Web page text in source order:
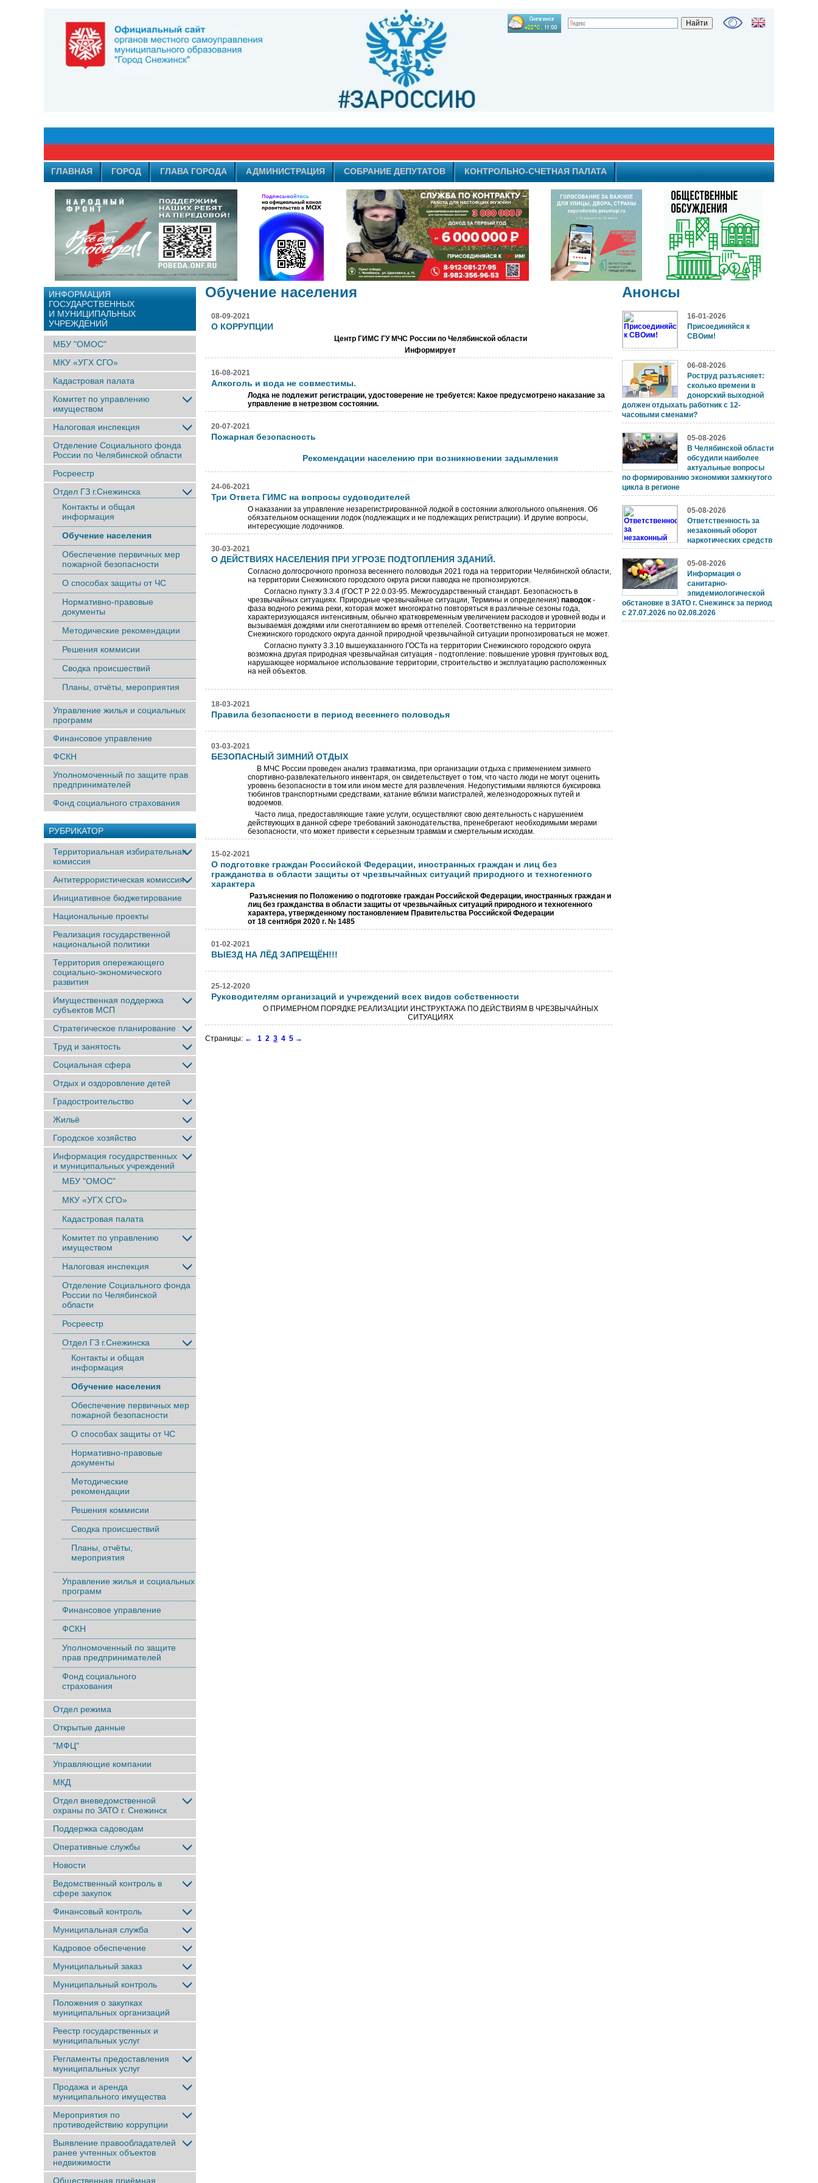
ГЛАВНАЯ ГОРОД ГЛАВА ГОРОДА АДМИНИСТРАЦИЯ СОБРАНИЕ ДЕПУТАТОВ КОНТРОЛЬНО-СЧЕТНАЯ ПАЛАТА
ИНФОРМАЦИЯ
ГОСУДАРСТВЕННЫХ
И МУНИЦИПАЛЬНЫХ
УЧРЕЖДЕНИЙ
МБУ "ОМОС"
МКУ «УГХ СГО»
Кадастровая палата
Комитет по управлению
имуществом
Налоговая инспекция
Отделение Социального фонда
России по Челябинской области
Росреестр
Отдел ГЗ г.Снежинска
Контакты и общая
информация
Обучение населения
Обеспечение первичных мер
пожарной безопасности
О способах защиты от ЧС
Нормативно-правовые
документы
Методические рекомендации
Решения коммисии
Сводка происшествий
Планы, отчёты, мероприятия
Управление жилья и социальных
программ
Финансовое управление
ФСКН
Уполномоченный по защите прав
предпринимателей
Фонд социального страхования
РУБРИКАТОР
Территориальная избирательная
комиссия
Антитеррористическая комиссия
Инициативное бюджетирование
Национальные проекты
Реализация государственной
национальной политики
Территория опережающего
социально-экономического
развития
Имущественная поддержка
субъектов МСП
Стратегическое планирование
Труд и занятость
Социальная сфера
Отдых и оздоровление детей
Градостроительство
Жильё
Городское хозяйство
Информация государственных
и муниципальных учреждений
МБУ "ОМОС"
МКУ «УГХ СГО»
Кадастровая палата
Комитет по управлению
имуществом
Налоговая инспекция
Отделение Социального фонда
России по Челябинской
области
Росреестр
Отдел ГЗ г.Снежинска
Контакты и общая
информация
Обучение населения
Обеспечение первичных мер
пожарной безопасности
О способах защиты от ЧС
Нормативно-правовые
документы
Методические
рекомендации
Решения коммисии
Сводка происшествий
Планы, отчёты,
мероприятия
Управление жилья и социальных
программ
Финансовое управление
ФСКН
Уполномоченный по защите
прав предпринимателей
Фонд социального
страхования
Отдел режима
Открытые данные
"МФЦ"
Управляющие компании
МКД
Отдел вневедомственной
охраны по ЗАТО г. Снежинск
Поддержка садоводам
Оперативные службы
Новости
Ведомственный контроль в
сфере закупок
Финансовый контроль
Муниципальная служба
Кадровое обеспечение
Муниципальный заказ
Муниципальный контроль
Положения о закупках
муниципальных организаций
Реестр государственных и
муниципальных услуг
Регламенты предоставления
муниципальных услуг
Продажа и аренда
муниципального имущества
Мероприятия по
противодействию коррупции
Выявление правообладателей
ранее учтенныx объектов
недвижимости
Общественная приёмная
Обучение населения
08-09-2021
О КОРРУПЦИИ
Центр ГИМС ГУ МЧС России по Челябинской области
Информирует
16-08-2021
Алкоголь и вода не совместимы.
Лодка не подлежит регистрации, удостоверение не требуется: Какое предусмотрено наказание за
управление в нетрезвом состоянии.
20-07-2021
Пожарная безопасность
Рекомендации населению при возникновении задымления
24-06-2021
Три Ответа ГИМС на вопросы судоводителей
О наказании за управление незарегистрированной лодкой в состоянии алкогольного опьянения. Об
обязательном оснащении лодок (подлежащих и не подлежащих регистрации). И другие вопросы,
интересующие лодочников.
30-03-2021
О ДЕЙСТВИЯХ НАСЕЛЕНИЯ ПРИ УГРОЗЕ ПОДТОПЛЕНИЯ ЗДАНИЙ.
Согласно долгосрочного прогноза весеннего половодья 2021 года на территории Челябинской области,
на территории Снежинского городского округа риски паводка не прогнозируются.
Согласно пункту 3.3.4 (ГОСТ Р 22.0.03-95. Межгосударственный стандарт. Безопасность в
чрезвычайных ситуациях. Природные чрезвычайные ситуации, Термины и определения) паводок -
фаза водного режима реки, которая может многократно повторяться в различные сезоны года,
характеризующаяся интенсивным, обычно кратковременным увеличением расходов и уровней воды и
вызываемая дождями или снеготаянием во время оттепелей. Соответственно на территории
Снежинского городского округа данной природной чрезвычайной ситуации прогнозироваться не может.
Согласно пункту 3.3.10 вышеуказанного ГОСТа на территории Снежинского городского округа
возможна другая природная чрезвычайная ситуация - подтопление: повышение уровня грунтовых вод,
нарушающее нормальное использование территории, строительство и эксплуатацию расположенных
на ней объектов.
18-03-2021
Правила безопасности в период весеннего половодья
03-03-2021
БЕЗОПАСНЫЙ ЗИМНИЙ ОТДЫХ
В МЧС России проведен анализ травматизма, при организации отдыха с применением зимнего
спортивно-развлекательного инвентаря, он свидетельствует о том, что часто люди не могут оценить
уровень безопасности в том или ином месте для развлечения. Недопустимыми являются буксировка
тюбингов транспортными средствами, катание вблизи магистралей, железнодорожных путей и
водоемов.
Часто лица, предоставляющие такие услуги, осуществляют свою деятельность с нарушением
действующих в данной сфере требований законодательства, пренебрегают необходимыми мерами
безопасности, что может привести к серьезным травмам и смертельным исходам.
15-02-2021
О подготовке граждан Российской Федерации, иностранных граждан и лиц без
гражданства в области защиты от чрезвычайных ситуаций природного и техногенного
характера
Разъяснения по Положению о подготовке граждан Российской Федерации, иностранных граждан и
лиц без гражданства в области защиты от чрезвычайных ситуаций природного и техногенного
характера, утвержденному постановлением Правительства Российской Федерации
от 18 сентября 2020 г. № 1485
01-02-2021
ВЫЕЗД НА ЛЁД ЗАПРЕЩЁН!!!
25-12-2020
Руководителям организаций и учреждений всех видов собственности
О ПРИМЕРНОМ ПОРЯДКЕ РЕАЛИЗАЦИИ ИНСТРУКТАЖА ПО ДЕЙСТВИЯМ В ЧРЕЗВЫЧАЙНЫХ
СИТУАЦИЯХ
Страницы: ← 1 2 3 4 5 →
Анонсы
16-01-2026
Присоединяйся к
СВОим!
06-08-2026
Роструд разъясняет:
сколько времени в
донорский выходной
должен отдыхать работник с 12-
часовыми сменами?
05-08-2026
В Челябинской области
обсудили наиболее
актуальные вопросы
по формированию экономики замкнутого
цикла в регионе
05-08-2026
Ответственность за
незаконный оборот
наркотических средств
05-08-2026
Информация о
санитарно-
эпидемиологической
обстановке в ЗАТО г. Снежинск за период
с 27.07.2026 по 02.08.2026